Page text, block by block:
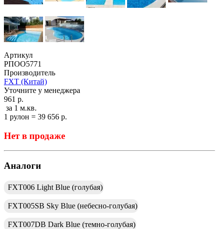
Артикул
РПОО5771
Производитель
FXT (Китай)
Уточните у менеджера
961 р.
за 1 м.кв.
1 рулон = 39 656 р.
Нет в продаже
Аналоги
FXT006 Light Blue (голубая)
FXT005SB Sky Blue (небесно-голубая)
FXT007DB Dark Blue (темно-голубая)